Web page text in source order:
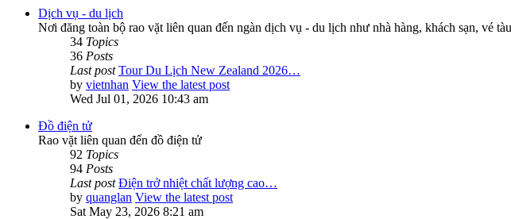
Dịch vụ - du lịch
Nơi đăng toàn bộ rao vặt liên quan đến ngàn dịch vụ - du lịch như nhà hàng, khách sạn, vé
34 Topics
36 Posts
Last post Tour Du Lịch New Zealand 2026…
by vietnhan View the latest post
Wed Jul 01, 2026 10:43 am
Đồ điện tử
Rao vặt liên quan đến đồ điện tử
92 Topics
94 Posts
Last post Điện trở nhiệt chất lượng cao…
by quanglan View the latest post
Sat May 23, 2026 8:21 am